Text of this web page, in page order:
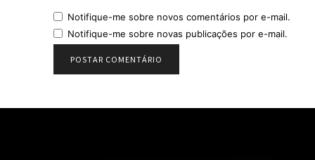
Notifique-me sobre novos comentários por e-mail.
Notifique-me sobre novas publicações por e-mail.